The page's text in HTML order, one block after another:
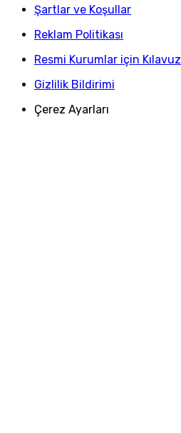
Şartlar ve Koşullar
Reklam Politikası
Resmi Kurumlar için Kılavuz
Gizlilik Bildirimi
Çerez Ayarları